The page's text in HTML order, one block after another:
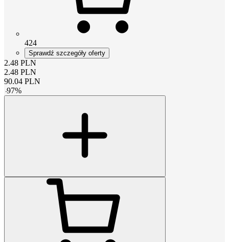
424
Sprawdź szczegóły oferty
2.48 PLN
2.48 PLN
90.04 PLN
-97%